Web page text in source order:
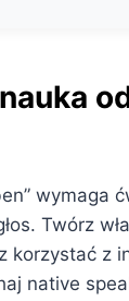
wymaga
Twórz
korzystać z
native